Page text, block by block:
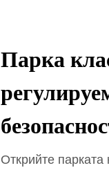
Парка
Открийте